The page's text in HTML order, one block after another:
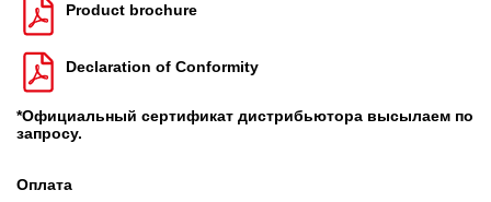
Product brochure
Declaration of Conformity
*Официальный сертификат дистрибьютора высылаем по
запросу.
Оплата